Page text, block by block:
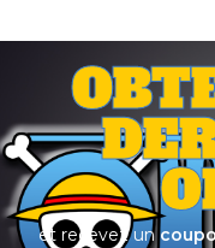
et recevez un